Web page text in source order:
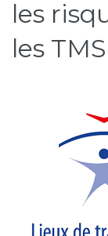
les
les TMS